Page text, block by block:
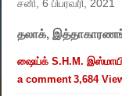
சனி, 6 பிப்ரவரி, 2021
தலாக்,
ஷைய்க் S.H.M.
a comment 3,684